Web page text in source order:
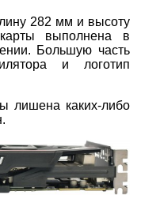
282 мм и высоту
выполнена в
Большую часть
и логотип
лишена каких-либо